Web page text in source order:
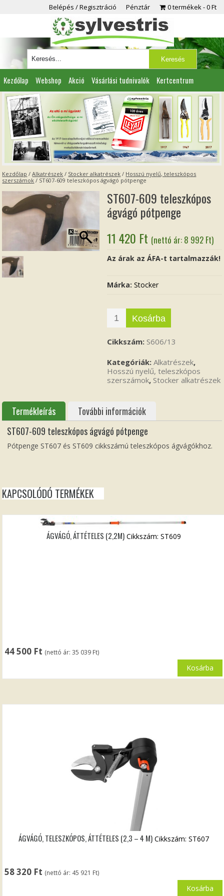
Belépés / Regisztráció Pénztár 0 termékek 0 Ft
Kezdőlap Webshop Akció Vásárlási tudnivalók Kertcentrum
Viszonteladóknak Partnereink Kapcsolat
Kezdőlap /Alkatrészek / Stocker alkatrészek / Hosszú nyelű, teleszkópos
szerszámok / ST607-609 teleszkópos ágvágó pótpenge
ST607-609 teleszkópos
ágvágó pótpenge
11 420 Ft (nettó ár: 8 992 Ft)
Az árak az ÁFA-t tartalmazzák!
Márka:Stocker
Kosárba
Cikkszám: S606/13
Kategóriák:Alkatrészek,
Hosszú nyelű, teleszkópos
szerszámok, Stocker alkatrészek
Termékleírás
További információk
ST607-609 teleszkópos ágvágó pótpenge
Pótpenge ST607 és ST609 cikkszámú teleszkópos ágvágókhoz.
KAPCSOLÓDÓ TERMÉKEK
ÁGVÁGÓ, ÁTTÉTELES (2,2M)
44 500 Ft (nettó ár:35 039 Ft)
Cikkszám: ST609
Kosárba
ÁGVÁGÓ, TELESZKÓPOS, ÁTTÉTELES (2,3 – 4 M)
58 320 Ft (nettó ár: 45 921 Ft)
Cikkszám: ST607
Kosárba